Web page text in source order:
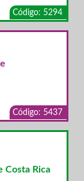
Código: 5294
Código: 5437
Costa Rica